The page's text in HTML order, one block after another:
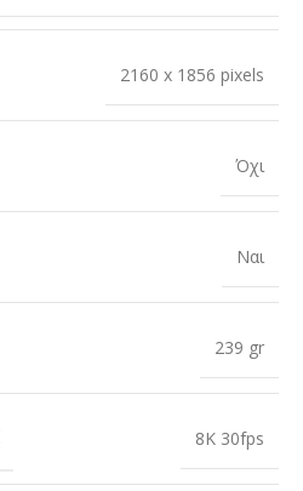
2160 x 1856 pixels
Όχι
Ναι
239 gr
8K 30fps